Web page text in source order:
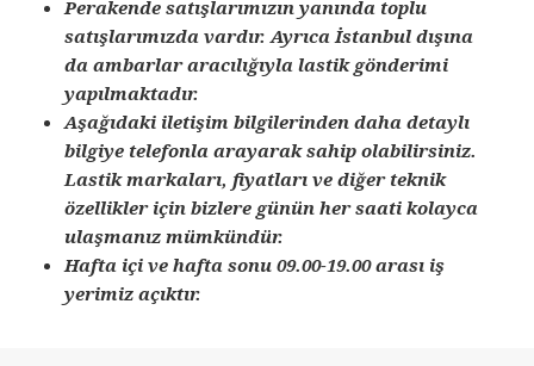
Perakende satışlarımızın yanında toplu
satışlarımızda vardır. Ayrıca İstanbul dışına
da ambarlar aracılığıyla lastik gönderimi
yapılmaktadır.
Aşağıdaki iletişim bilgilerinden daha detaylı
bilgiye telefonla arayarak sahip olabilirsiniz.
Lastik markaları, fiyatları ve diğer teknik
özellikler için bizlere günün her saati kolayca
ulaşmanız mümkündür.
Hafta içi ve hafta sonu 09.00-19.00 arası iş
yerimiz açıktır.